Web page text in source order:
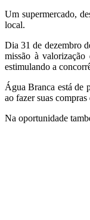
Um supermercado,
local.
Dia 31 de dezembro
missão à
estimulando a
Água Branca está de
ao fazer suas compras
Na oportunidade